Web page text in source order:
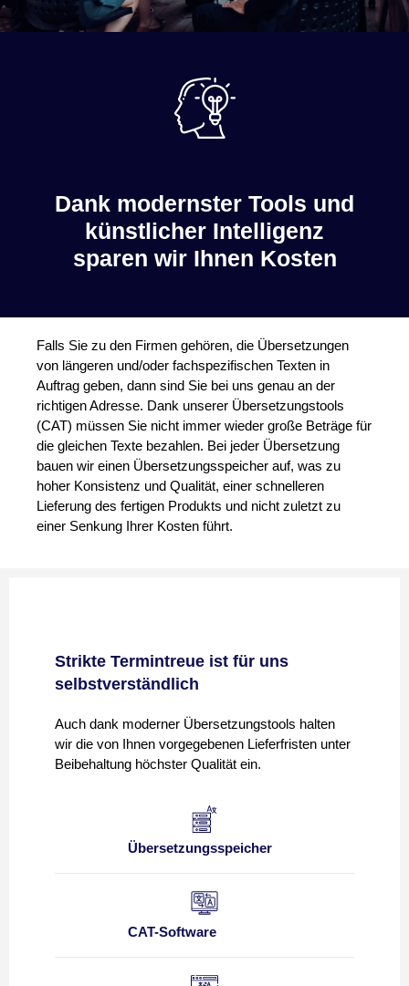
Dank modernster Tools und
künstlicher Intelligenz
sparen wir Ihnen Kosten
Falls Sie zu den Firmen gehören, die Übersetzungen
von längeren und/oder fachspezifischen Texten in
Auftrag geben, dann sind Sie bei uns genau an der
richtigen Adresse. Dank unserer Übersetzungstools
(CAT) müssen Sie nicht immer wieder große Beträge für
die gleichen Texte bezahlen. Bei jeder Übersetzung
bauen wir einen Übersetzungsspeicher auf, was zu
hoher Konsistenz und Qualität, einer schnelleren
Lieferung des fertigen Produkts und nicht zuletzt zu
einer Senkung Ihrer Kosten führt.
Strikte Termintreue ist für uns
selbstverständlich
Auch dank moderner Übersetzungstools halten
wir die von Ihnen vorgegebenen Lieferfristen unter
Beibehaltung höchster Qualität ein.
Übersetzungsspeicher
CAT-Software